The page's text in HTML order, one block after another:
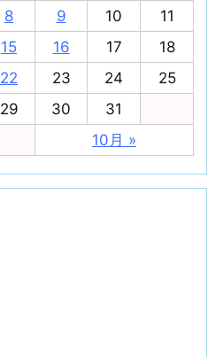
10月 »
8 9 10
11
15 16 17
18
22 23 24
25
29 30 31